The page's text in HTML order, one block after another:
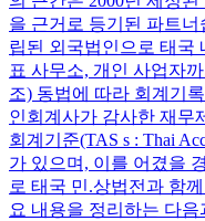
을 근거로 등기된 파트
립된 외국법인으로 태국
표 사무소, 개인 사업자
조) 동법에 따라 회계기
인회계사가 감사한 재무
회계기준(TAS s : Thai
가 있으며, 이를 어겼을
로 태국 민.상법전과 함
요 내용을 정리하는 다